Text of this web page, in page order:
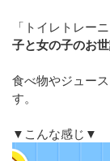
「トイレトレー
子と女の子のお
食べ物やジュー
す。
▼こんな感じ▼